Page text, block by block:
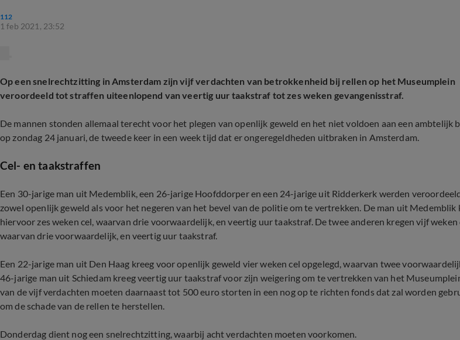
112
1 feb 2021, 23:52
Op een snelrechtzitting in Amsterdam zijn vijf verdachten van betrokkenheid bij rellen op het Museumplein
veroordeeld tot straffen uiteenlopend van veertig uur taakstraf tot zes weken gevangenisstraf.
De mannen stonden allemaal terecht voor het plegen van openlijk geweld en het niet voldoen aan een ambtelijk
op zondag 24 januari, de tweede keer in een week tijd dat er ongeregeldheden uitbraken in Amsterdam.
Cel- en taakstraffen
Een 30-jarige man uit Medemblik, een 26-jarige Hoofddorper en een 24-jarige uit Ridderkerk werden
zowel openlijk geweld als voor het negeren van het bevel van de politie om te vertrekken. De man uit Medemblik
hiervoor zes weken cel, waarvan drie voorwaardelijk, en veertig uur taakstraf. De twee anderen kregen vijf weken
waarvan drie voorwaardelijk, en veertig uur taakstraf.
Een 22-jarige man uit Den Haag kreeg voor openlijk geweld vier weken cel opgelegd, waarvan twee
46-jarige man uit Schiedam kreeg veertig uur taakstraf voor zijn weigering om te vertrekken van het
van de vijf verdachten moeten daarnaast tot 500 euro storten in een nog op te richten fonds dat zal worden
om de schade van de rellen te herstellen.
Donderdag dient nog een snelrechtzitting, waarbij acht verdachten moeten voorkomen.